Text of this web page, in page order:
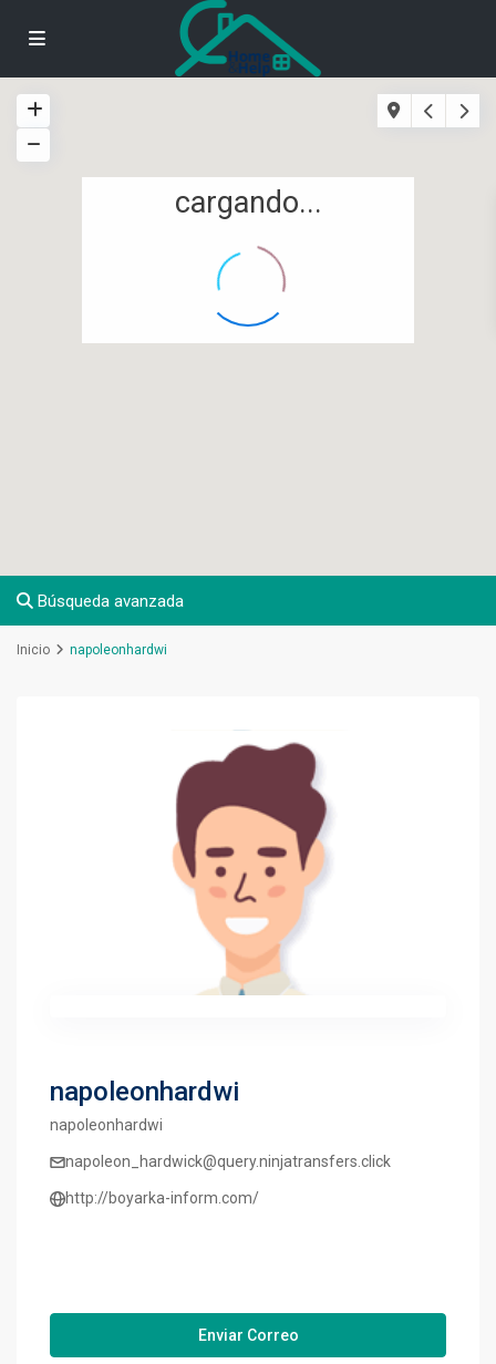
cargando...
Búsqueda avanzada
Inicio napoleonhardwi
napoleonhardwi
napoleonhardwi
napoleon_hardwick@query.ninjatransfers.click
http://boyarka-inform.com/
Enviar Correo